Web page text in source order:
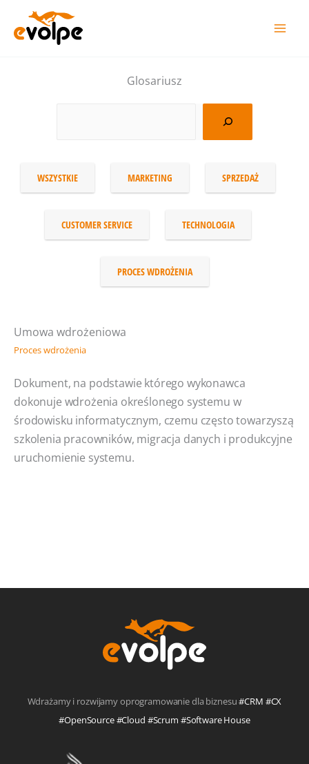
Przejdź
Glosariusz
WSZYSTKIE MARKETING SPRZEDAŻ
CUSTOMER SERVICE TECHNOLOGIA
PROCES WDROŻENIA
Umowa wdrożeniowa
Proces wdrożenia
Dokument, na podstawie którego wykonawca
dokonuje wdrożenia określonego systemu w
środowisku informatycznym, czemu często towarzyszą
szkolenia pracowników, migracja danych i produkcyjne
uruchomienie systemu.
Wdrażamy i rozwijamy oprogramowanie dla biznesu#CRM #CX
#OpenSource #Cloud #Scrum #Software House